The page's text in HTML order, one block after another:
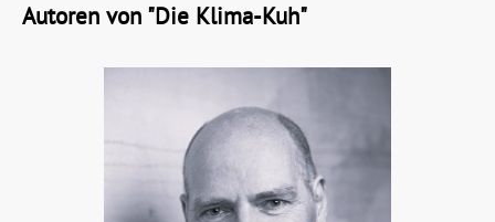
Autoren von "Die Klima-Kuh"